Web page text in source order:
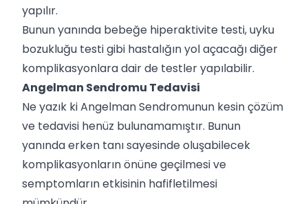
yapılır.
Bunun yanında bebeğe hiperaktivite testi, uyku
bozukluğu testi gibi hastalığın yol açacağı diğer
komplikasyonlara dair de testler yapılabilir.
Angelman Sendromu Tedavisi
Ne yazık ki Angelman Sendromunun kesin çözüm
ve tedavisi henüz bulunamamıştır. Bunun
yanında erken tanı sayesinde oluşabilecek
komplikasyonların önüne geçilmesi ve
semptomların etkisinin hafifletilmesi